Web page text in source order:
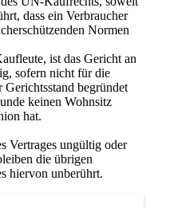
dass ein Verbraucher
Normen
ist das Gericht an
sofern nicht für die
begründet
keinen Wohnsitz
hat.
Vertrages ungültig oder
die übrigen
hiervon unberührt.